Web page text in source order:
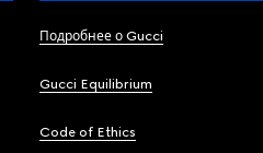
Подробнее о Gucci
Gucci Equilibrium
Code of Ethics